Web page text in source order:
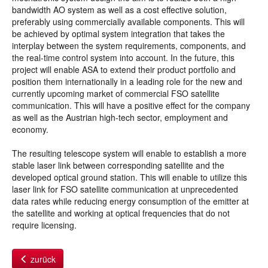
bandwidth AO system as well as a cost effective solution,
preferably using commercially available components. This will
be achieved by optimal system integration that takes the
interplay between the system requirements, components, and
the real-time control system into account. In the future, this
project will enable ASA to extend their product portfolio and
position them internationally in a leading role for the new and
currently upcoming market of commercial FSO satellite
communication. This will have a positive effect for the company
as well as the Austrian high-tech sector, employment and
economy.
The resulting telescope system will enable to establish a more
stable laser link between corresponding satellite and the
developed optical ground station. This will enable to utilize this
laser link for FSO satellite communication at unprecedented
data rates while reducing energy consumption of the emitter at
the satellite and working at optical frequencies that do not
require licensing.
zurück